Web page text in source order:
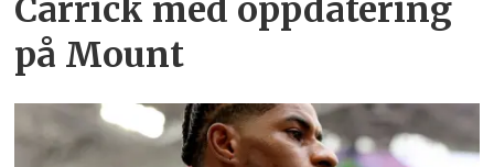
Carrick med oppdatering
på Mount